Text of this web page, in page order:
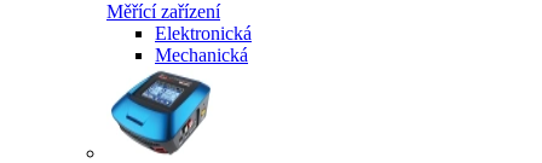
Měřící zařízení
Elektronická
Mechanická